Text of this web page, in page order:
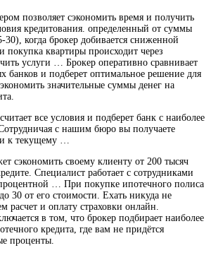
позволяет сэкономить время и получить
кредитования. определенный от суммы
30), когда брокер добивается сниженной
покупка квартиры происходит через
услуги … Брокер оперативно сравнивает
банков и подберет оптимальное решение для
значительные суммы денег на
все условия и подберет банк с наиболее
с нашим бюро вы получаете
к текущему …
сэкономить своему клиенту от 200 тысяч
Специалист работает с сотрудниками
… При покупке ипотечного полиса
30 от его стоимости. Ехать никуда не
расчет и оплату страховки онлайн.
в том, что брокер подбирает наиболее
кредита, где вам не придётся
проценты.